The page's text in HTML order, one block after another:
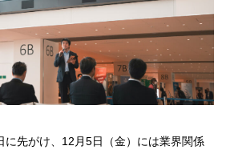
に先がけ、12月5日（金）には業界関係